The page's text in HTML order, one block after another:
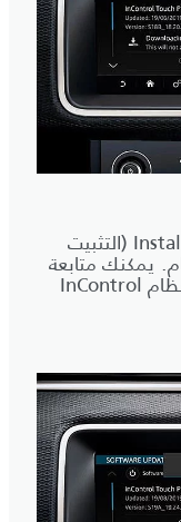
يبدأ التحديث بعد الضغط على Install now (التثبيت
يمكنك متابعة
استخدام السيارة الكعادة أثناء تحديث نظام InControl